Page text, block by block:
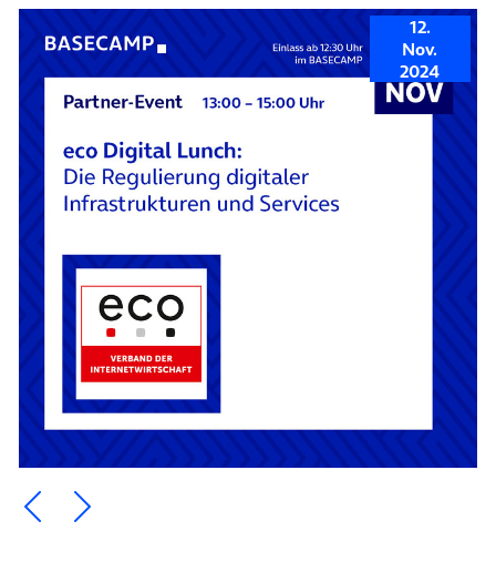
12.
Nov.
2024
Ein Element zurück blättern
Ein Element weiter blättern